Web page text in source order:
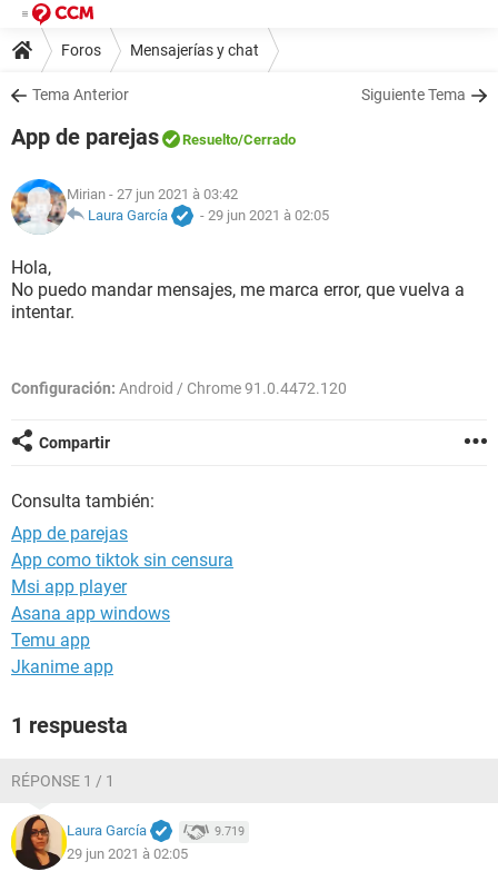
Foros Mensajerías y chat
Tema Anterior Siguiente Tema
App de parejas Resuelto/Cerrado
Mirian - 27 jun 2021 à 03:42
Laura García
- 29 jun 2021 à 02:05
Hola,
No puedo mandar mensajes, me marca error, que vuelva a
intentar.
Configuración: Android / Chrome 91.0.4472.120
Compartir
Consulta también:
App de parejas
App como tiktok sin censura
Msi app player
Asana app windows
Temu app
Jkanime app
1 respuesta
RÉPONSE 1 / 1
Laura García 9.719
29 jun 2021 à 02:05